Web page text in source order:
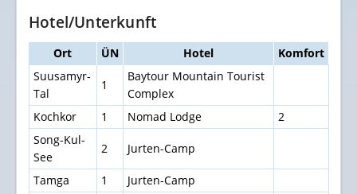
Hotel/Unterkunft
Ort ÜN Hotel
Komfort
Suusamyr-
Tal
1
Baytour Mountain Tourist
Complex
Kochkor
1 Nomad Lodge
2
Song-Kul-
See
2 Jurten-Camp
Tamga 1
Jurten-Camp